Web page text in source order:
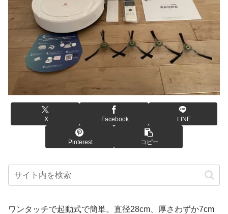
X Facebook LINE
Pinterest コピー
ワンタッチで起動式で簡単。直径28cm、厚さわずか7cm